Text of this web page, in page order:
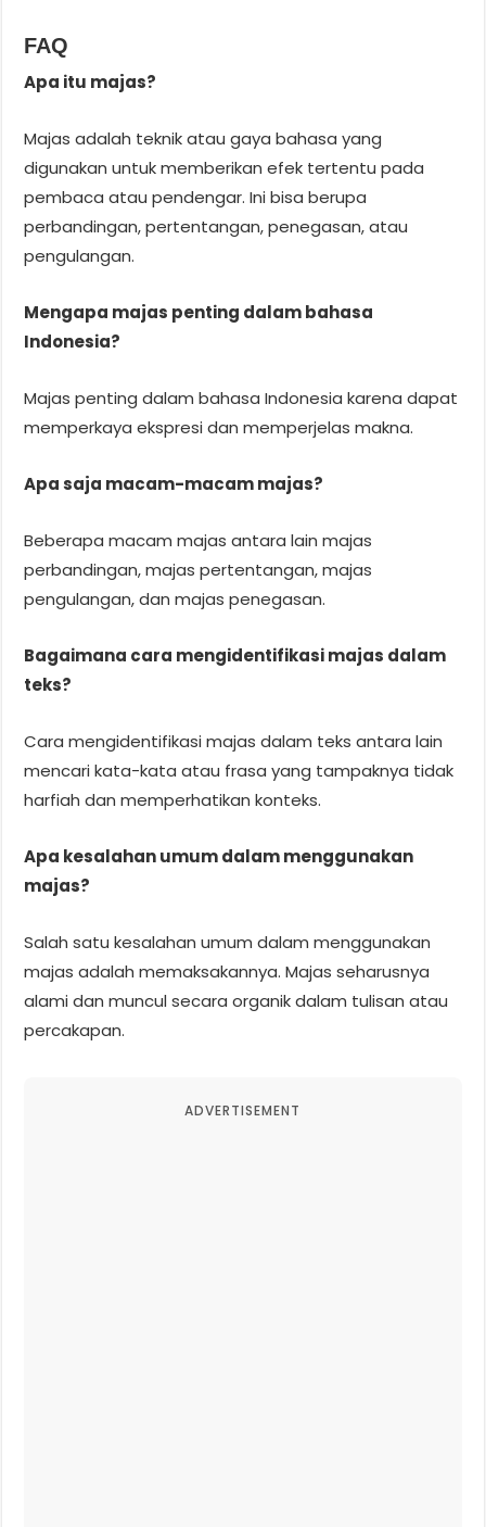
FAQ
Apa itu majas?
Majas adalah teknik atau gaya bahasa yang
digunakan untuk memberikan efek tertentu pada
pembaca atau pendengar. Ini bisa berupa
perbandingan, pertentangan, penegasan, atau
pengulangan.
Mengapa majas penting dalam bahasa
Indonesia?
Majas penting dalam bahasa Indonesia karena dapat
memperkaya ekspresi dan memperjelas makna.
Apa saja macam-macam majas?
Beberapa macam majas antara lain majas
perbandingan, majas pertentangan, majas
pengulangan, dan majas penegasan.
Bagaimana cara mengidentifikasi majas dalam
teks?
Cara mengidentifikasi majas dalam teks antara lain
mencari kata-kata atau frasa yang tampaknya tidak
harfiah dan memperhatikan konteks.
Apa kesalahan umum dalam menggunakan
majas?
Salah satu kesalahan umum dalam menggunakan
majas adalah memaksakannya. Majas seharusnya
alami dan muncul secara organik dalam tulisan atau
percakapan.
ADVERTISEMENT